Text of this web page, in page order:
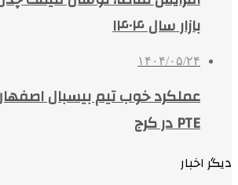
بازار سال ۱۴۰۴
۱۴۰۴/۰۵/۲۴
عملکرد خوب تیم بیسبال
PTE در کرج
دیگر اخبار